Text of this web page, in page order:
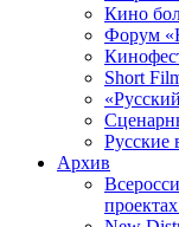
Кино
Форум
Short
Русские
Архив